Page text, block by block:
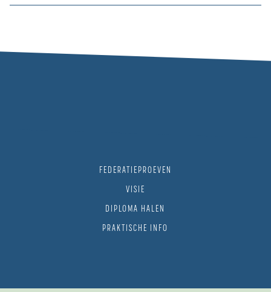
FEDERATIEPROEVEN
VISIE
DIPLOMA HALEN
PRAKTISCHE INFO